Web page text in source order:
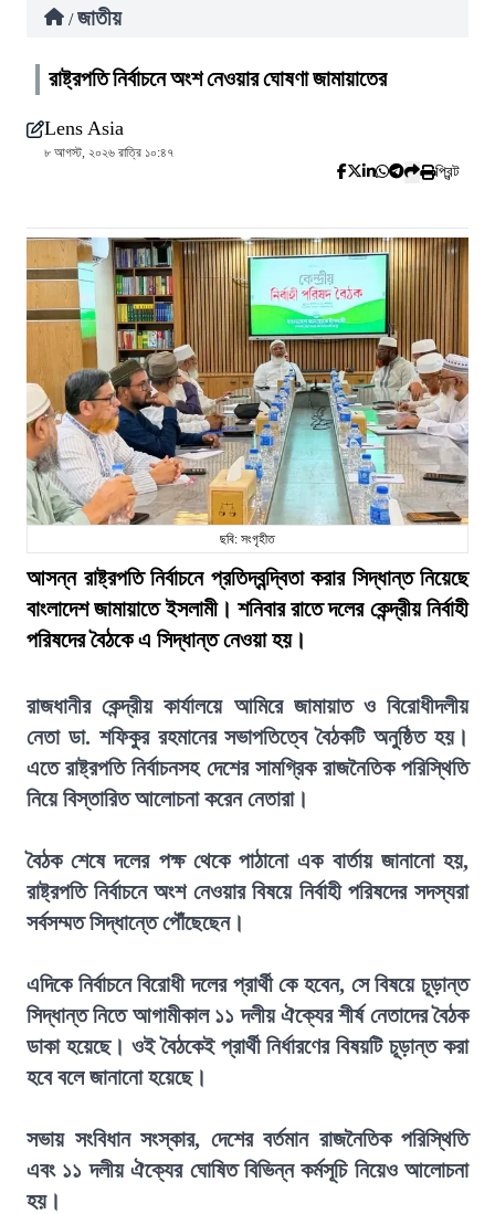
/ জাতীয়
রাষ্ট্রপতি নির্বাচনে অংশ নেওয়ার ঘোষণা জামায়াতের
Lens Asia
৮ আগস্ট, ২০২৬ রাত্রি ১০:৪৭
প্রিন্ট
ছবি: সংগৃহীত
আসন্ন রাষ্ট্রপতি নির্বাচনে প্রতিদ্বন্দ্বিতা করার সিদ্ধান্ত নিয়েছে
বাংলাদেশ জামায়াতে ইসলামী। শনিবার রাতে দলের কেন্দ্রীয় নির্বাহী
পরিষদের বৈঠকে এ সিদ্ধান্ত নেওয়া হয়।
রাজধানীর কেন্দ্রীয় কার্যালয়ে আমিরে জামায়াত ও বিরোধীদলীয়
নেতা ডা. শফিকুর রহমানের সভাপতিত্বে বৈঠকটি অনুষ্ঠিত হয়।
এতে রাষ্ট্রপতি নির্বাচনসহ দেশের সামগ্রিক রাজনৈতিক পরিস্থিতি
নিয়ে বিস্তারিত আলোচনা করেন নেতারা।
বৈঠক শেষে দলের পক্ষ থেকে পাঠানো এক বার্তায় জানানো হয়,
রাষ্ট্রপতি নির্বাচনে অংশ নেওয়ার বিষয়ে নির্বাহী পরিষদের সদস্যরা
সর্বসম্মত সিদ্ধান্তে পৌঁছেছেন।
এদিকে নির্বাচনে বিরোধী দলের প্রার্থী কে হবেন, সে বিষয়ে চূড়ান্ত
সিদ্ধান্ত নিতে আগামীকাল ১১ দলীয় ঐক্যের শীর্ষ নেতাদের বৈঠক
ডাকা হয়েছে। ওই বৈঠকেই প্রার্থী নির্ধারণের বিষয়টি চূড়ান্ত করা
হবে বলে জানানো হয়েছে।
সভায় সংবিধান সংস্কার, দেশের বর্তমান রাজনৈতিক পরিস্থিতি
এবং ১১ দলীয় ঐক্যের ঘোষিত বিভিন্ন কর্মসূচি নিয়েও আলোচনা
হয়।